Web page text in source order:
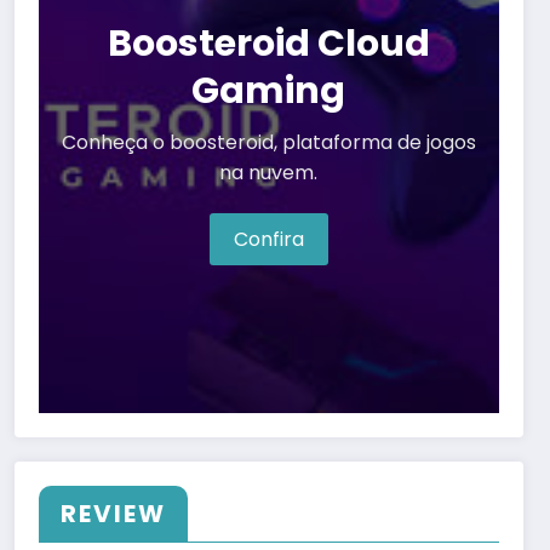
Boosteroid Cloud
Gaming
Conheça o boosteroid, plataforma de jogos
na nuvem.
Confira
REVIEW